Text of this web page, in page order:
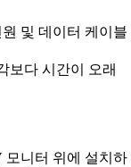
및 데이터 케이블
보다 시간이 오래
모니터 위에 설치하